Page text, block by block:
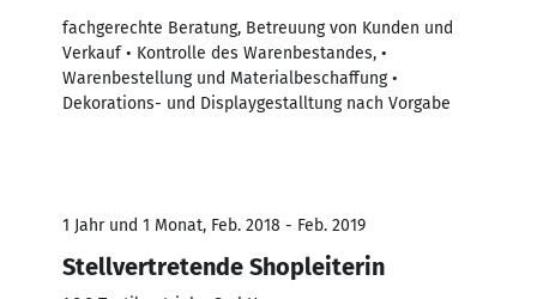
fachgerechte Beratung, Betreuung von Kunden und
Verkauf • Kontrolle des Warenbestandes, •
Warenbestellung und Materialbeschaffung •
Dekorations- und Displaygestalltung nach Vorgabe
1 Jahr und 1 Monat, Feb. 2018 - Feb. 2019
Stellvertretende Shopleiterin